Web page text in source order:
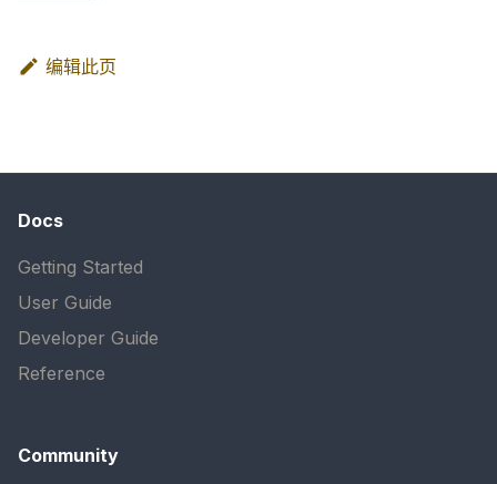
编辑此页
Docs
Getting Started
User Guide
Developer Guide
Reference
Community